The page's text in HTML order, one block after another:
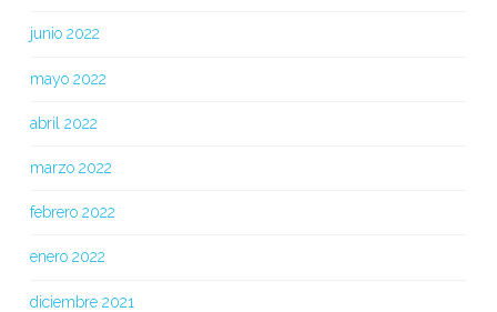
junio 2022
mayo 2022
abril 2022
marzo 2022
febrero 2022
enero 2022
diciembre 2021